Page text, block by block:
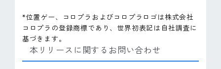
*位置ゲー、コロプラおよびコロプラロゴは株式会社
コロプラの登録商標であり、世界初表記は自社調査に
基づきます。
本リリースに関するお問い合わせ